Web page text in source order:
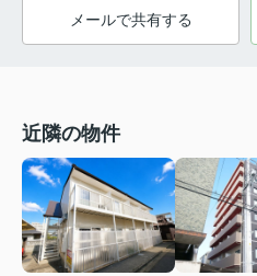
メールで共有する
近隣の物件